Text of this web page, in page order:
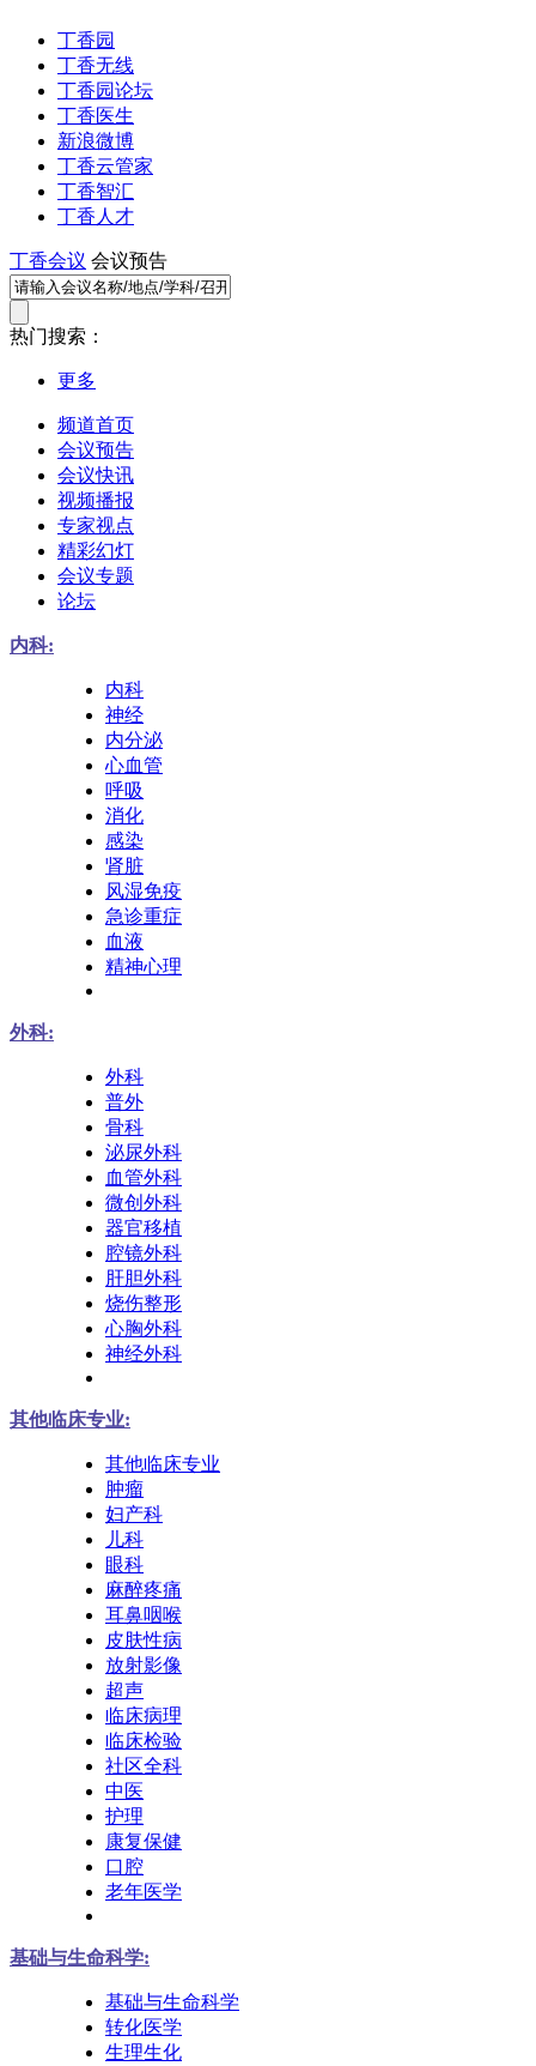
丁香园
丁香无线
丁香园论坛
丁香医生
新浪微博
丁香云管家
丁香智汇
丁香人才
丁香会议 会议预告
热门搜索：
更多
频道首页
会议预告
会议快讯
视频播报
专家视点
精彩幻灯
会议专题
论坛
内科:
内科
神经
内分泌
心血管
呼吸
消化
感染
肾脏
风湿免疫
急诊重症
血液
精神心理
外科:
外科
普外
骨科
泌尿外科
血管外科
微创外科
器官移植
腔镜外科
肝胆外科
烧伤整形
心胸外科
神经外科
其他临床专业:
其他临床专业
肿瘤
妇产科
儿科
眼科
麻醉疼痛
耳鼻咽喉
皮肤性病
放射影像
超声
临床病理
临床检验
社区全科
中医
护理
康复保健
口腔
老年医学
基础与生命科学:
基础与生命科学
转化医学
生理生化